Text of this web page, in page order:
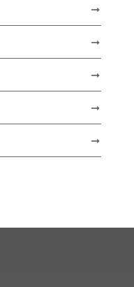
➞
➞
➞
➞
➞